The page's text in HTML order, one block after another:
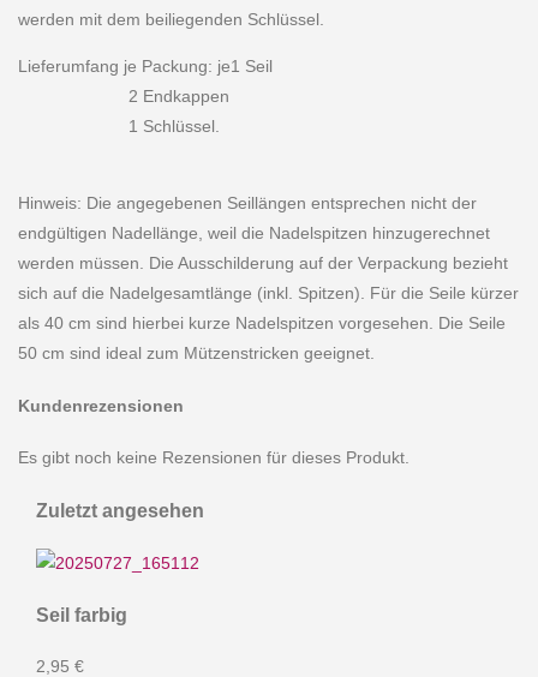
werden mit dem beiliegenden Schlüssel.
Lieferumfang je Packung: je1 Seil
2 Endkappen
1 Schlüssel.
Hinweis: Die angegebenen Seillängen entsprechen nicht der
endgültigen Nadellänge, weil die Nadelspitzen hinzugerechnet
werden müssen. Die Ausschilderung auf der Verpackung bezieht
sich auf die Nadelgesamtlänge (inkl. Spitzen). Für die Seile kürzer
als 40 cm sind hierbei kurze Nadelspitzen vorgesehen. Die Seile
50 cm sind ideal zum Mützenstricken geeignet.
Kundenrezensionen
Es gibt noch keine Rezensionen für dieses Produkt.
Zuletzt angesehen
Seil farbig
2,95 €